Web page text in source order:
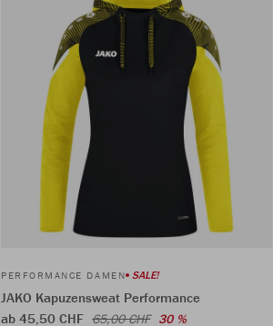
PERFORMANCE DAMEN SALE!
JAKO Kapuzensweat Performance
ab 45,50 CHF 65,00 CHF 30 %